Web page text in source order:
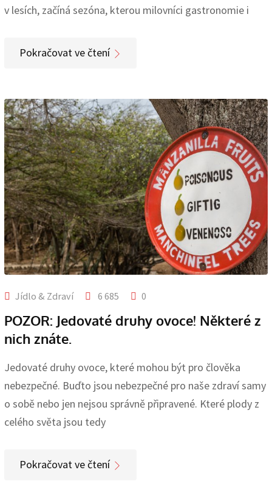
v lesích, začíná sezóna, kterou milovníci gastronomie i
Pokračovat ve čtení
Jídlo & Zdraví 6 685 0
POZOR: Jedovaté druhy ovoce! Některé z
nich znáte.
Jedovaté druhy ovoce, které mohou být pro člověka
nebezpečné. Buďto jsou nebezpečné pro naše zdraví samy
o sobě nebo jen nejsou správně připravené. Které plody z
celého světa jsou tedy
Pokračovat ve čtení